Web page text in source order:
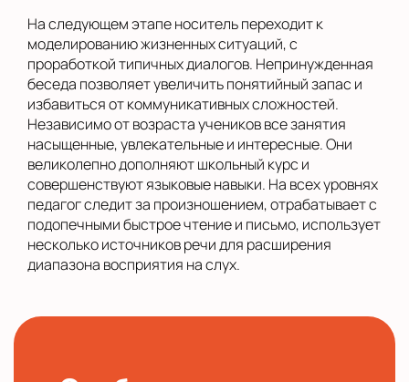
На следующем этапе носитель переходит к
моделированию жизненных ситуаций, с
проработкой типичных диалогов. Непринужденная
беседа позволяет увеличить понятийный запас и
избавиться от коммуникативных сложностей.
Независимо от возраста учеников все занятия
насыщенные, увлекательные и интересные. Они
великолепно дополняют школьный курс и
совершенствуют языковые навыки. На всех уровнях
педагог следит за произношением, отрабатывает с
подопечными быстрое чтение и письмо, использует
несколько источников речи для расширения
диапазона восприятия на слух.